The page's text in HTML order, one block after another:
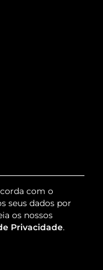
com o
seus dados por
os nossos
Privacidade.